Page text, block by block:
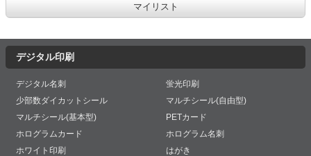
デジタル印刷
デジタル名刺
蛍光印刷
少部数ダイカットシール
マルチシール(自由型)
マルチシール(基本型)
PETカード
ホログラムカード
ホログラム名刺
ホワイト印刷
はがき